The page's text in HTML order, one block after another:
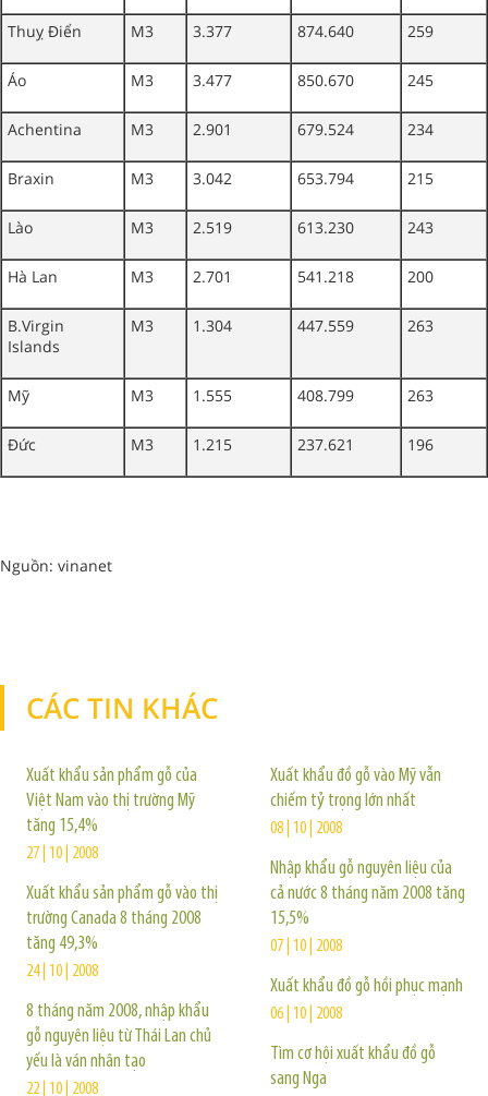
Thuỵ Điển M3 3.377 874.640 259
Áo M3 3.477 850.670 245
Achentina M3 2.901 679.524 234
Braxin M3 3.042 653.794 215
Lào M3 2.519 613.230 243
Hà Lan M3 2.701 541.218 200
B.Virgin
Islands
M3 1.304 447.559 263
Mỹ M3 1.555 408.799 263
Đức M3 1.215 237.621 196
Nguồn: vinanet
CÁC TIN KHÁC
Xuất khẩu sản phẩm gỗ của
Việt Nam vào thị trường Mỹ
tăng 15,4%
27 | 10 | 2008
Xuất khẩu sản phẩm gỗ vào thị
trường Canada 8 tháng 2008
tăng 49,3%
24 | 10 | 2008
8 tháng năm 2008, nhập khẩu
gỗ nguyên liệu từ Thái Lan chủ
yếu là ván nhân tạo
22 | 10 | 2008
Xuất khẩu đồ gỗ vào Mỹ vẫn
chiếm tỷ trọng lớn nhất
08 | 10 | 2008
Nhập khẩu gỗ nguyên liệu của
cả nước 8 tháng năm 2008 tăng
15,5%
07 | 10 | 2008
Xuất khẩu đồ gỗ hồi phục mạnh
06 | 10 | 2008
Tìm cơ hội xuất khẩu đồ gỗ
sang Nga